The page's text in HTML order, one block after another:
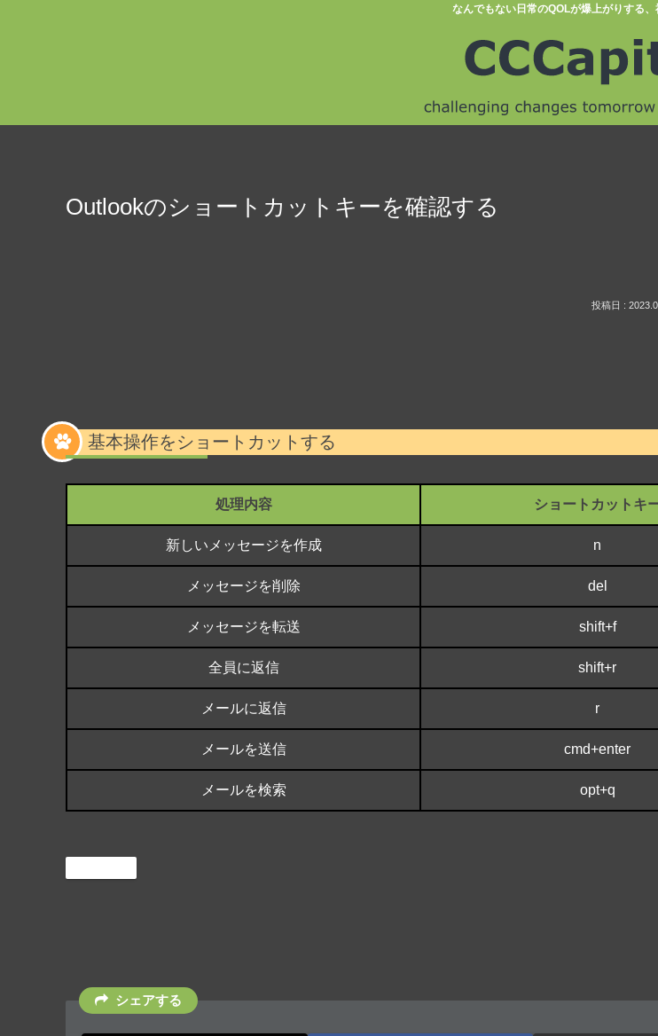
なんでもない日常のQOLが爆上がりする
Outlookのショートカットキーを確認する
基本操作をショートカットする
処理内容 ショートカットキ
新しいメッセージを作成 n
メッセージを削除 del
メッセージを転送 shift+f
全員に返信 shift+r
メールに返信 r
メールを送信 cmd+enter
メールを検索 opt+q
シェアする